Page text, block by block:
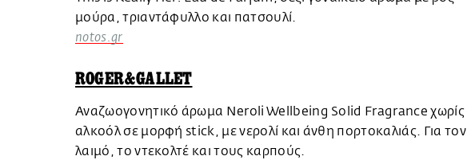
μούρα, τριαντάφυλλο και πατσουλί.
notos.gr
ROGER&GALLET
Αναζωογονητικό άρωμα Neroli Wellbeing Solid Fragrance χωρίς
αλκοόλ σε μορφή stick, με νερολί και άνθη πορτοκαλιάς. Για τον
λαιμό, το ντεκολτέ και τους καρπούς.